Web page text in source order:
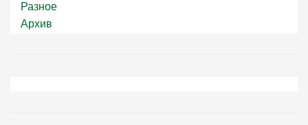
Разное
Архив